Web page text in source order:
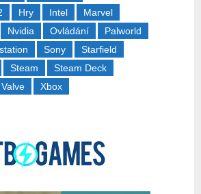
Hry Intel
Marvel
Nvidia Ovládání
Palworld
Sony
Starfield
Steam
Steam Deck
Valve Xbox